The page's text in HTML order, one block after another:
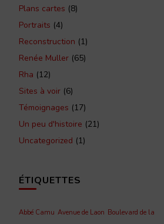
Plans cartes (8)
Portraits (4)
Reconstruction (1)
Renée Muller (65)
Rha (12)
Sites à voir (6)
Témoignages (17)
Un peu d'histoire (21)
Uncategorized (1)
ÉTIQUETTES
Abbé Camu Avenue de Laon Boulevard de la